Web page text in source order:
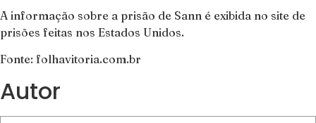
A informação sobre a prisão de Sann é exibida no site de
prisões feitas nos Estados Unidos.
Fonte: folhavitoria.com.br
Autor